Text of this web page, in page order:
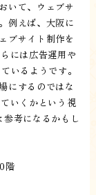
いて、ウェブサ
例えば、大阪に
ブサイト制作を
には広告運用や
いるようです。
にするのではな
いくかという視
考になるかもし
階